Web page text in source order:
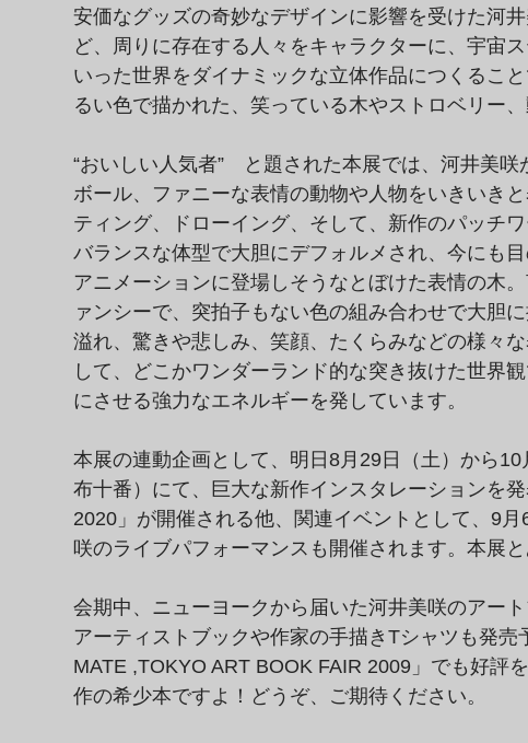
安価なグッズの奇妙なデザインに影響を受けた河
ど、周りに存在する人々をキャラクターに、宇宙
いった世界をダイナミックな立体作品につくるこ
るい色で描かれた、笑っている木やストロベリー
“おいしい人気者”　と題された本展では、河井美
ボール、ファニーな表情の動物や人物をいきいき
ティング、ドローイング、そして、新作のパッチ
バランスな体型で大胆にデフォルメされ、今にも
アニメーションに登場しそうなとぼけた表情の木
ァンシーで、突拍子もない色の組み合わせで大胆
溢れ、驚きや悲しみ、笑顔、たくらみなどの様々
して、どこかワンダーランド的な突き抜けた世界
にさせる強力なエネルギーを発しています。
本展の連動企画として、明日8月29日（土）から
布十番）にて、巨大な新作インスタレーションを
2020」が開催される他、関連イベントとして、9
咲のライブパフォーマンスも開催されます。本展
会期中、ニューヨークから届いた河井美咲のアー
アーティストブックや作家の手描きTシャツも発
MATE ,TOKYO ART BOOK FAIR 2009」でも好評
作の希少本ですよ！どうぞ、ご期待ください。